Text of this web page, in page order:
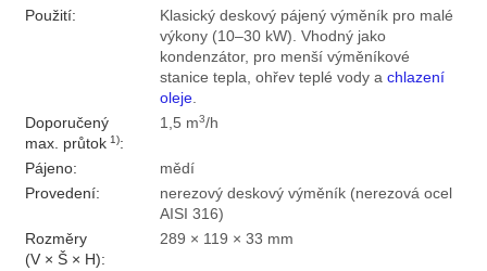
Použití:
Klasický deskový pájený výměník pro malé
výkony (10–30 kW). Vhodný jako
kondenzátor, pro menší výměníkové
stanice tepla, ohřev teplé vody a chlazení
oleje.
Doporučený
max. průtok1):
1,5 m3/h
Pájeno:
mědí
Provedení:
nerezový deskový výměník (nerezová ocel
AISI 316)
Rozměry
(V × Š × H):
289 × 119 × 33 mm